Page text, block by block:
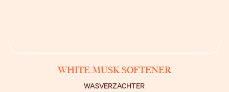
WASVERZACHTER
WHITE MUSK SOFTENER